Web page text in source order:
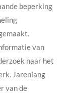
beperking
van
naar het
Jarenlang
van de